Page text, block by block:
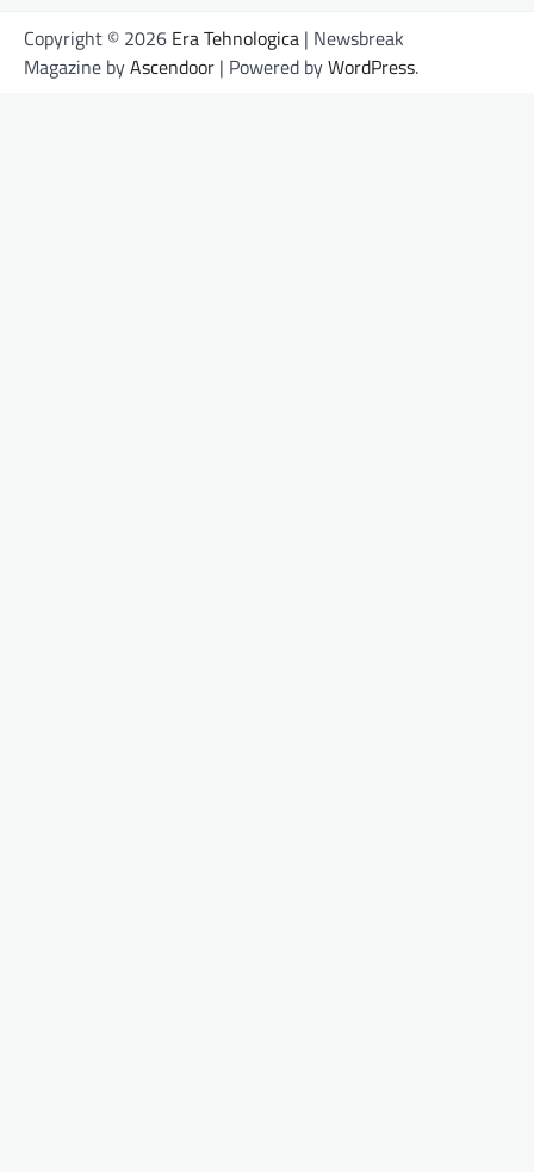
Copyright © 2026 Era Tehnologica | Newsbreak
Magazine byAscendoor | Powered byWordPress.